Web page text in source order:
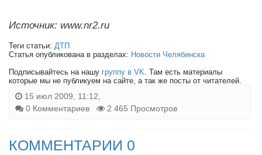
Источник: www.nr2.ru
Теги статьи: ДТП
Статья опубликована в разделах: Новости Челябинска
Подписывайтесь на нашу группу в VK. Там есть материалы
которые мы не публикуем на сайте, а так же посты от читателей.
15 июл 2009, 11:12,
0 Комментариев
2 465 Просмотров
КОММЕНТАРИИ 0